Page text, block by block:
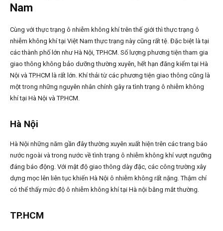
Nam
Cùng với thực trạng ô nhiễm không khí trên thế giới thì thực trạng ô
nhiễm không khí tại Việt Nam thực trạng này cũng rất tệ. Đặc biệt là tại
các thành phố lớn như Hà Nội, TP.HCM. Số lượng phương tiện tham gia
giao thông không bảo dưỡng thường xuyên, hết hạn đăng kiểm tại Hà
Nội và TP.HCM là rất lớn. Khí thải từ các phương tiện giao thông cũng là
một trong những nguyên nhân chính gây ra tình trạng ô nhiễm không
khí tại Hà Nội và TP.HCM.
Hà Nội
Hà Nội những năm gần đây thường xuyên xuất hiện trên các trang báo
nước ngoài và trong nước về tình trạng ô nhiễm không khí vượt ngưỡng
đáng báo động. Với mật độ giao thông dày đặc, các công trường xây
dựng mọc lên liên tục khiến Hà Nội ô nhiễm không rất nặng. Thậm chí
có thể thấy mức độ ô nhiễm không khí tại Hà nội bằng mắt thường.
TP.HCM